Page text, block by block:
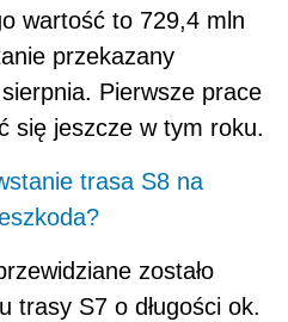
wartość to 729,4 mln
przekazany
Pierwsze prace
się jeszcze w tym roku.
trasa S8 na
zostało
trasy S7 o długości ok.